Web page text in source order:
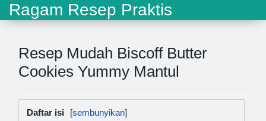
Ragam Resep Praktis
Resep Mudah Biscoff Butter
Cookies Yummy Mantul
Daftar isi